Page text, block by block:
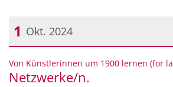
1 Okt. 2024
Datum: 1. Oktober 2024
Von Künstlerinnen um 1900 lernen (for
Netzwerke/n.